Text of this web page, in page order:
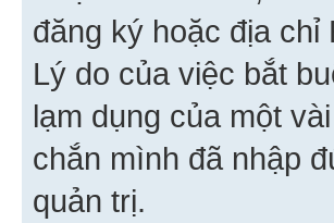
đăng ký hoặc địa
Lý do của việc bắt
lạm dụng của một
chắn mình đã nhập
quản trị.